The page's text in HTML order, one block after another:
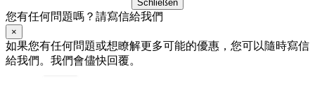
Schließen
您有任何問題嗎？請寫信給我們
×
如果您有任何問題或想瞭解更多可能的優惠，您可以隨時寫信
給我們。我們會儘快回覆。